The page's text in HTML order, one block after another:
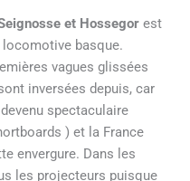
et Hossegor est
basque.
vagues glissées
inversées depuis, car
spectaculaire
) et la France
envergure. Dans les
les projecteurs puisque